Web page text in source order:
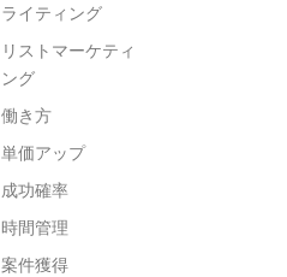
ライティング
リストマーケティ
ング
働き方
単価アップ
成功確率
時間管理
案件獲得